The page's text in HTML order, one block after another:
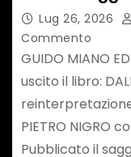
Lug 26, 2026
Commento
GUIDO MIANO
uscito il libro:
PIETRO NIGRO
Pubblicato il